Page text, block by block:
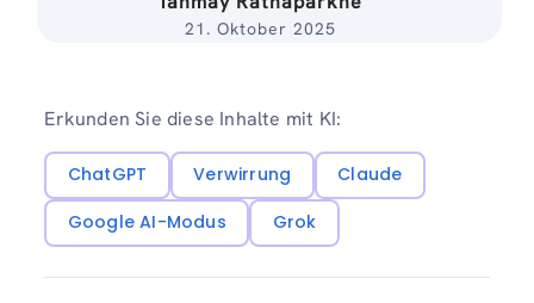
21. Oktober 2025
Erkunden Sie diese Inhalte mit KI:
ChatGPT Verwirrung
Claude
Google AI-Modus
Grok